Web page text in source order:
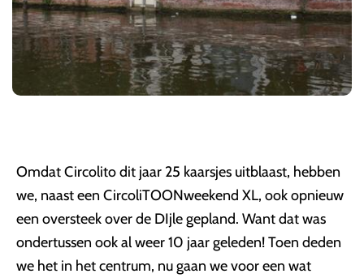
Omdat Circolito dit jaar 25 kaarsjes uitblaast, hebben
we, naast een CircoliTOONweekend XL, ook opnieuw
een oversteek over de DIjle gepland. Want dat was
ondertussen ook al weer 10 jaar geleden! Toen deden
we het in het centrum, nu gaan we voor een wat